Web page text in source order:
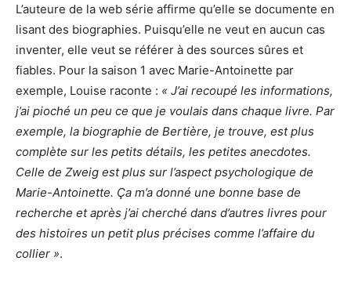
L’auteure de la web série affirme qu’elle se documente en
lisant des biographies. Puisqu’elle ne veut en aucun cas
inventer, elle veut se référer à des sources sûres et
fiables. Pour la saison 1 avec Marie-Antoinette par
exemple, Louise raconte : « J’ai recoupé les informations,
j’ai pioché un peu ce que je voulais dans chaque livre. Par
exemple, la biographie de Bertière, je trouve, est plus
complète sur les petits détails, les petites anecdotes.
Celle de Zweig est plus sur l’aspect psychologique de
Marie-Antoinette. Ça m’a donné une bonne base de
recherche et après j’ai cherché dans d’autres livres pour
des histoires un petit plus précises comme l’affaire du
collier ».